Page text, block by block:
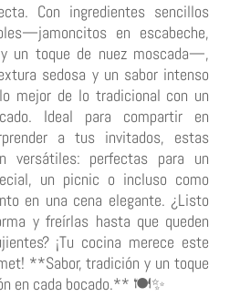
Con ingredientes sencillos
en escabeche,
un toque de nuez moscada—,
sedosa y un sabor intenso
mejor de lo tradicional con un
Ideal para compartir en
a tus invitados, estas
versátiles: perfectas para un
un picnic o incluso como
en una cena elegante. ¿Listo
y freírlas hasta que queden
¡Tu cocina merece este
**Sabor, tradición y un toque
en cada bocado.** 🍽️✨